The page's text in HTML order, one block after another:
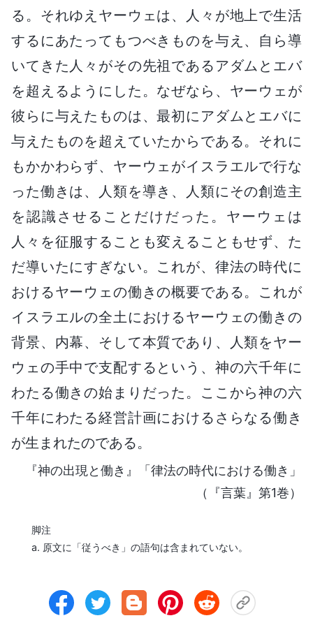
る。それゆえヤーウェは、人々が地上で生活
するにあたってもつべきものを与え、自ら導
いてきた人々がその先祖であるアダムとエバ
を超えるようにした。なぜなら、ヤーウェが
彼らに与えたものは、最初にアダムとエバに
与えたものを超えていたからである。それに
もかかわらず、ヤーウェがイスラエルで行な
った働きは、人類を導き、人類にその創造主
を認識させることだけだった。ヤーウェは
人々を征服することも変えることもせず、た
だ導いたにすぎない。これが、律法の時代に
おけるヤーウェの働きの概要である。これが
イスラエルの全土におけるヤーウェの働きの
背景、内幕、そして本質であり、人類をヤー
ウェの手中で支配するという、神の六千年に
わたる働きの始まりだった。ここから神の六
千年にわたる経営計画におけるさらなる働き
が生まれたのである。
『神の出現と働き』「律法の時代における働き」
（『言葉』第1巻）
脚注
a. 原文に「従うべき」の語句は含まれていない。